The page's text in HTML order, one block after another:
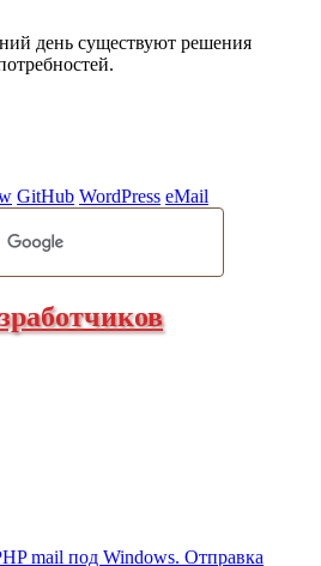
день существуют решения
GitHub WordPress eMail
mail под Windows. Отправка